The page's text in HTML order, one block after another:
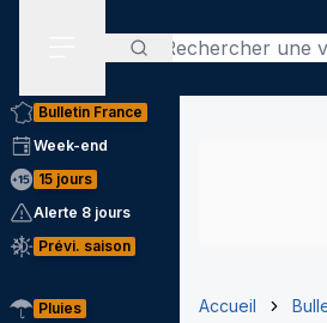
Rechercher
Bulletin France
Week-end
15 jours
Alerte 8 jours
Prévi. saison
Pluies
Accueil